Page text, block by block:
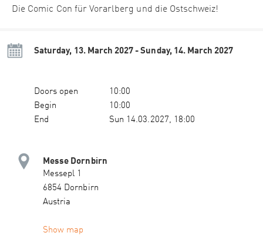
Die Comic Con für Vorarlberg und die Ostschweiz!
Saturday, 13. March 2027 - Sunday, 14. March 2027
Doors open
10:00
Begin
10:00
End
Sun 14.03.2027, 18:00
Messe Dornbirn
Messepl 1
6854 Dornbirn
Austria
Show map